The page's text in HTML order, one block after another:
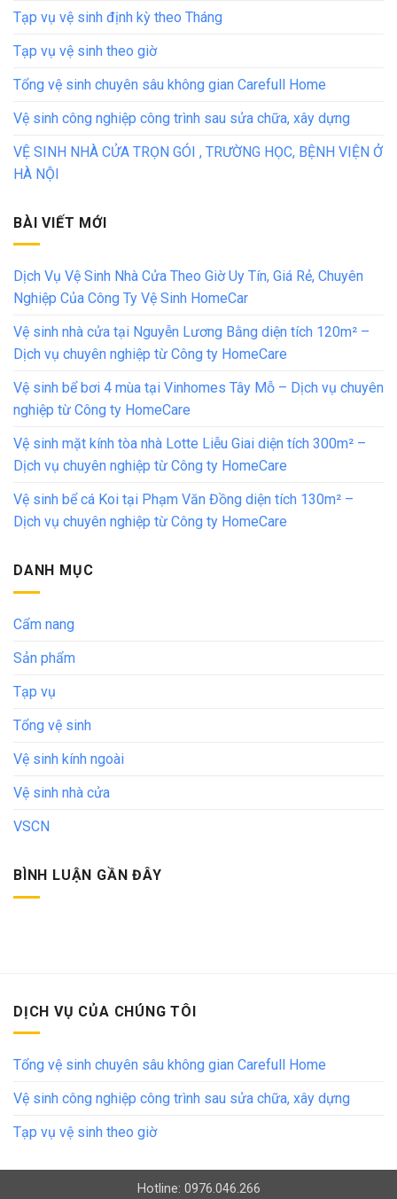
Tạp vụ vệ sinh định kỳ theo Tháng
Tạp vụ vệ sinh theo giờ
Tổng vệ sinh chuyên sâu không gian Carefull Home
Vệ sinh công nghiệp công trình sau sửa chữa, xây dựng
VỆ SINH NHÀ CỬA TRỌN GÓI , TRƯỜNG HỌC, BỆNH VIỆN Ở
HÀ NỘI
BÀI VIẾT MỚI
Dịch Vụ Vệ Sinh Nhà Cửa Theo Giờ Uy Tín, Giá Rẻ, Chuyên
Nghiệp Của Công Ty Vệ Sinh HomeCar
Vệ sinh nhà cửa tại Nguyễn Lương Bằng diện tích 120m² –
Dịch vụ chuyên nghiệp từ Công ty HomeCare
Vệ sinh bể bơi 4 mùa tại Vinhomes Tây Mỗ – Dịch vụ chuyên
nghiệp từ Công ty HomeCare
Vệ sinh mặt kính tòa nhà Lotte Liễu Giai diện tích 300m² –
Dịch vụ chuyên nghiệp từ Công ty HomeCare
Vệ sinh bể cá Koi tại Phạm Văn Đồng diện tích 130m² –
Dịch vụ chuyên nghiệp từ Công ty HomeCare
DANH MỤC
Cẩm nang
Sản phẩm
Tạp vụ
Tổng vệ sinh
Vệ sinh kính ngoài
Vệ sinh nhà cửa
VSCN
BÌNH LUẬN GẦN ĐÂY
DỊCH VỤ CỦA CHÚNG TÔI
Tổng vệ sinh chuyên sâu không gian Carefull Home
Vệ sinh công nghiệp công trình sau sửa chữa, xây dựng
Tạp vụ vệ sinh theo giờ
Hotline: 0976.046.266